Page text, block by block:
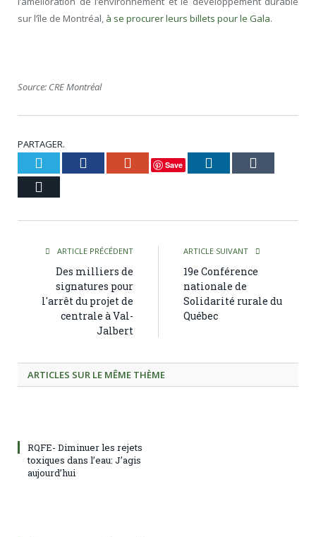
sur l’île de Montréal, à se procurer leurs billets pour le Gala.
Source: CRE Montréal
PARTAGER.
Twitter Facebook Google+
Save LinkedIn
ARTICLE PRÉCÉDENT
Des milliers de
signatures pour
l'arrêt du projet de
centrale à Val-
Jalbert
ARTICLE SUIVANT
19e Conférence
nationale de
Solidarité rurale du
Québec
ARTICLES SUR LE MÊME THÈME
RQFE- Diminuer les rejets
toxiques dans l’eau: J’agis
aujourd’hui